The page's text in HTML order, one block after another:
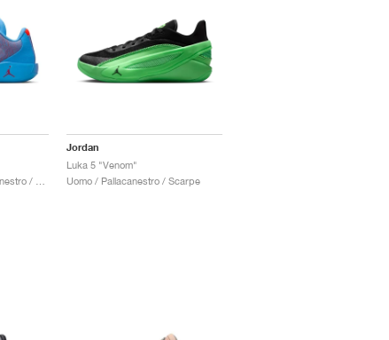
Jordan
Luka 5 "Venom"
Uomo / Pallacanestro / Scarpe